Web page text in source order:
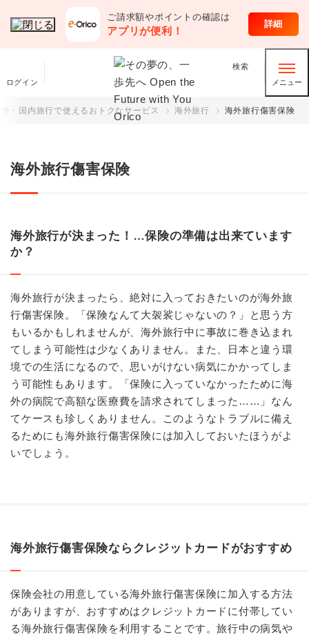
ご請求額やポイントの確認は
アプリが便利！
詳細
ログイン
検索
メニュー
クレジットカード
・国内旅行で使えるおトクなサービス 海外旅行 海外旅行傷害保険
海外旅行傷害保険
海外旅行が決まった！…保険の準備は出来ています
か？
海外旅行が決まったら、絶対に入っておきたいのが海外旅
行傷害保険。「保険なんて大袈裟じゃないの？」と思う方
もいるかもしれませんが、海外旅行中に事故に巻き込まれ
てしまう可能性は少なくありません。また、日本と違う環
境での生活になるので、思いがけない病気にかかってしま
う可能性もあります。「保険に入っていなかったために海
外の病院で高額な医療費を請求されてしまった……」なん
てケースも珍しくありません。このようなトラブルに備え
るためにも海外旅行傷害保険には加入しておいたほうがよ
いでしょう。
海外旅行傷害保険ならクレジットカードがおすすめ
保険会社の用意している海外旅行傷害保険に加入する方法
がありますが、おすすめはクレジットカードに付帯してい
る海外旅行傷害保険を利用することです。旅行中の病気や